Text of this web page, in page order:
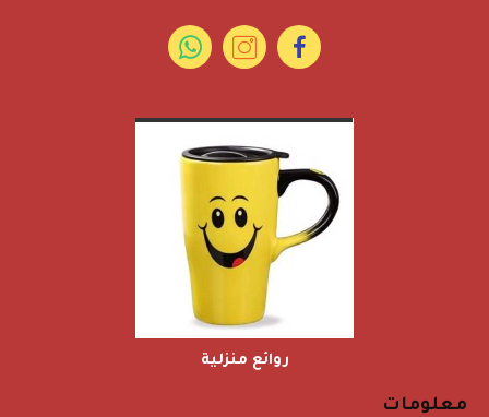
روائع منزلية
معلومات